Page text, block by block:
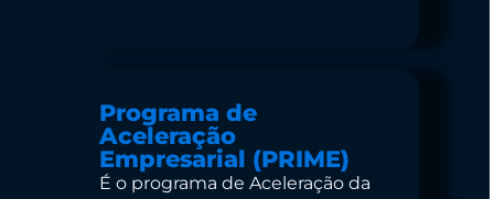
Programa de
Aceleração
Empresarial (PRIME)
É o programa de Aceleração da